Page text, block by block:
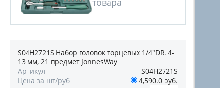
S04H2721S Набор головок торцевых 1/4"DR, 4-
13 мм, 21 предмет JonnesWay
Артикул
S04H2721S
Цена за шт/руб
4,590.0 руб.